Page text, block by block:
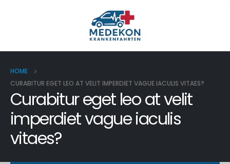
HOME
CURABITUR EGET LEO AT VELIT IMPERDIET VAGUE IACULIS VITAES?
Curabitur eget leo at velit
imperdiet vague iaculis
vitaes?